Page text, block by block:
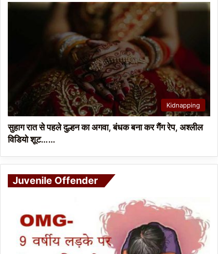
Kidnapping
सुहाग रात से पहले दुल्हन का अगवा, बंधक बना कर गैंग रेप, अश्लील
विडियो शूट……
Juvenile Offender